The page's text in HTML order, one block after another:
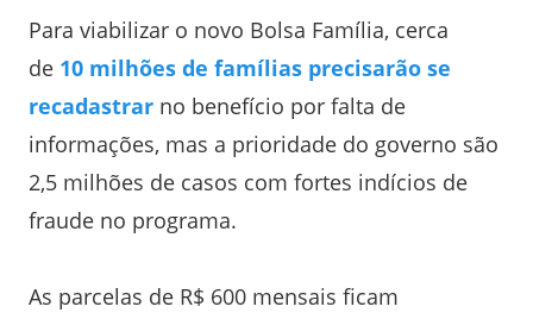
Para viabilizar o novo Bolsa Família, cerca
de 10 milhões de famílias precisarão se
recadastrar no benefício por falta de
informações, mas a prioridade do governo são
2,5 milhões de casos com fortes indícios de
fraude no programa.
As parcelas de R$ 600 mensais ficam